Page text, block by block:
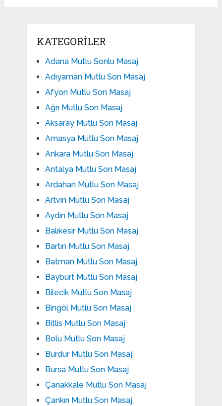
KATEGORILER
Adana Mutlu Sonlu Masaj
Adıyaman Mutlu Son Masaj
Afyon Mutlu Son Masaj
Ağrı Mutlu Son Masaj
Aksaray Mutlu Son Masaj
Amasya Mutlu Son Masaj
Ankara Mutlu Son Masaj
Antalya Mutlu Son Masaj
Ardahan Mutlu Son Masaj
Artvin Mutlu Son Masaj
Aydın Mutlu Son Masaj
Balıkesir Mutlu Son Masaj
Bartın Mutlu Son Masaj
Batman Mutlu Son Masaj
Bayburt Mutlu Son Masaj
Bilecik Mutlu Son Masaj
Bingöl Mutlu Son Masaj
Bitlis Mutlu Son Masaj
Bolu Mutlu Son Masaj
Burdur Mutlu Son Masaj
Bursa Mutlu Son Masaj
Çanakkale Mutlu Son Masaj
Çankırı Mutlu Son Masaj